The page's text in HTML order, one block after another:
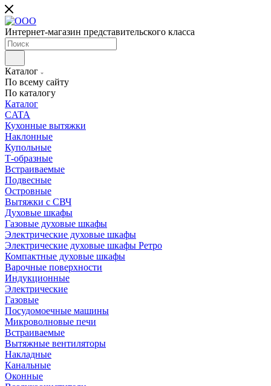
Интернет-магазин представительского класса
Каталог
По всему сайту
По каталогу
Каталог
CATA
Кухонные вытяжки
Наклонные
Купольные
Т-образные
Встраиваемые
Подвесные
Островные
Вытяжки с СВЧ
Духовые шкафы
Газовые духовые шкафы
Электрические духовые шкафы
Электрические духовые шкафы Ретро
Компактные духовые шкафы
Варочные поверхности
Индукционные
Электрические
Газовые
Посудомоечные машины
Микроволновые печи
Встраиваемые
Вытяжные вентиляторы
Накладные
Канальные
Оконные